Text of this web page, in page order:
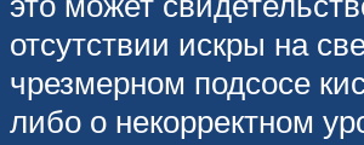
отсутствии искры на
чрезмерном подсосе
либо о некорректном